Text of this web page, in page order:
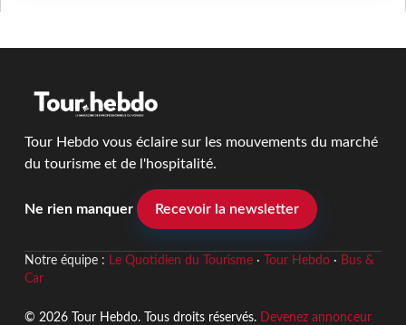
Tour Hebdo vous éclaire sur les mouvements du marché
du tourisme et de l'hospitalité.
Ne rien manquer Recevoir la newsletter
Notre équipe : Le Quotidien du Tourisme· Tour Hebdo· Bus &
Car
© 2026 Tour Hebdo. Tous droits réservés. Devenez annonceur